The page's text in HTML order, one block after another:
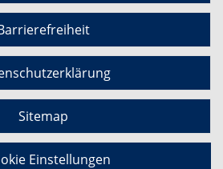
Sitemap
Einstellungen